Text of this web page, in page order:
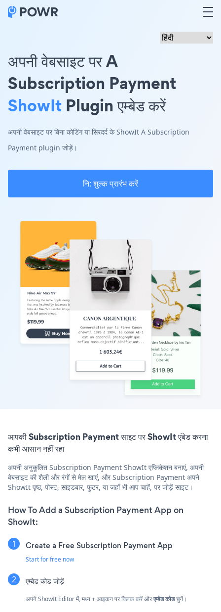
अपनी वेबसाइट पर A
Subscription Payment
ShowIt Plugin एम्बेड करें
अपनी वेबसाइट पर बिना कोडिंग या सिरदर्द के ShowIt A Subscription
Payment plugin जोड़ें।
नि: शुल्क प्रारंभ करें
आपकी Subscription Payment साइट पर ShowIt एंबेड करना
कभी आसान नहीं रहा
अपनी अनुकूलित Subscription Payment ShowIt एप्लिकेशन बनाएं, अपनी
वेबसाइट की शैली और रंगों से मेल खाएं, और Subscription Payment अपने
ShowIt पृष्ठ, पोस्ट, साइडबार, फुटर, या जहाँ भी आप चाहें, पर जोड़ें साइट।
How To Add a Subscription Payment App on
ShowIt:
Create a Free Subscription Payment App
Start for free now
एम्बेड कोड जोड़ें
अपने ShowIt Editor में, मध्य + आइकन पर क्लिक करें औरएम्बेड कोडचुनें।